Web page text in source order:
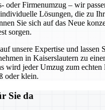
oder Firmenumzug – wir
Lösungen, die zu
Sie sich auf das Neue
sorgen.
unsere Expertise und lassen
in Kaiserslautern zu
wird jeder Umzug zum echten
oder klein.
Sie da